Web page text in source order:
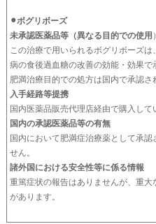
⚫︎ボグリボーズ
未承認医薬品等（異なる目的での使用 ）
この治療で用いられるボグリボーズ
病の食後過血糖の改善の効能・効果で
肥満治療目的での処方は国内で承認さ
入手経路等提携
国内医薬品販売代理店経由で購入して
国内の承認医薬品等の有無
国内において肥満症治療薬として承
せん。
諸外国における安全性等に係る情報
重篤症状の報告はありませんが、重
があります。